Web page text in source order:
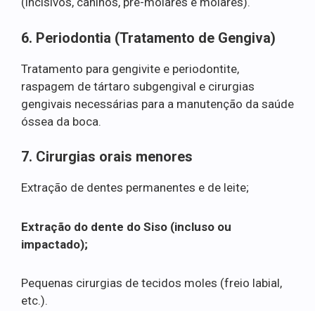
6. Periodontia (Tratamento de Gengiva)
Tratamento para gengivite e periodontite,
raspagem de tártaro subgengival e cirurgias
gengivais necessárias para a manutenção da saúde
óssea da boca.
7. Cirurgias orais menores
Extração de dentes permanentes e de leite;
Extração do dente do Siso (incluso ou
impactado);
Pequenas cirurgias de tecidos moles (freio labial,
etc.).